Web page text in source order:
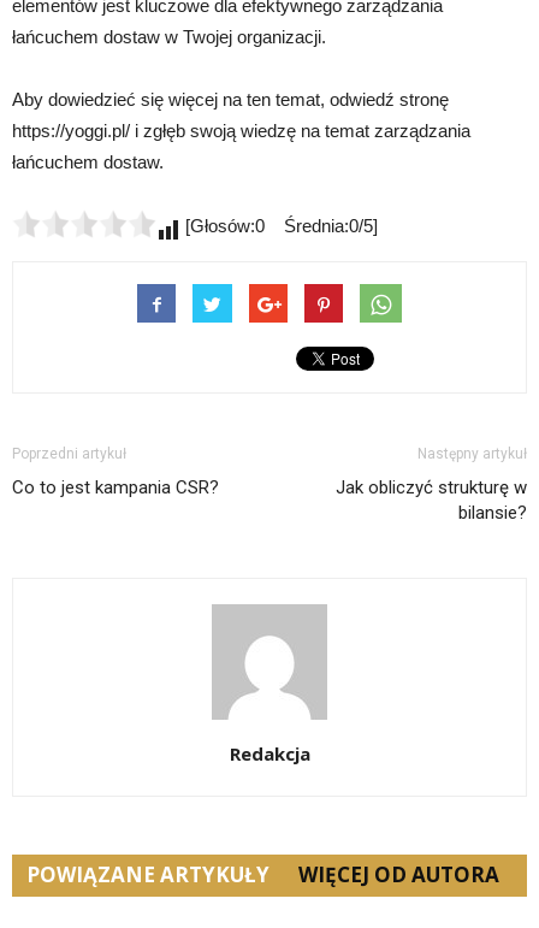
elementów jest kluczowe dla efektywnego zarządzania
łańcuchem dostaw w Twojej organizacji.
Aby dowiedzieć się więcej na ten temat, odwiedź stronę
https://yoggi.pl/ i zgłęb swoją wiedzę na temat zarządzania
łańcuchem dostaw.
[Głosów:0 Średnia:0/5]
Poprzedni artykuł
Co to jest kampania CSR?
Następny artykuł
Jak obliczyć strukturę w
bilansie?
Redakcja
POWIĄZANE ARTYKUŁY WIĘCEJ OD AUTORA